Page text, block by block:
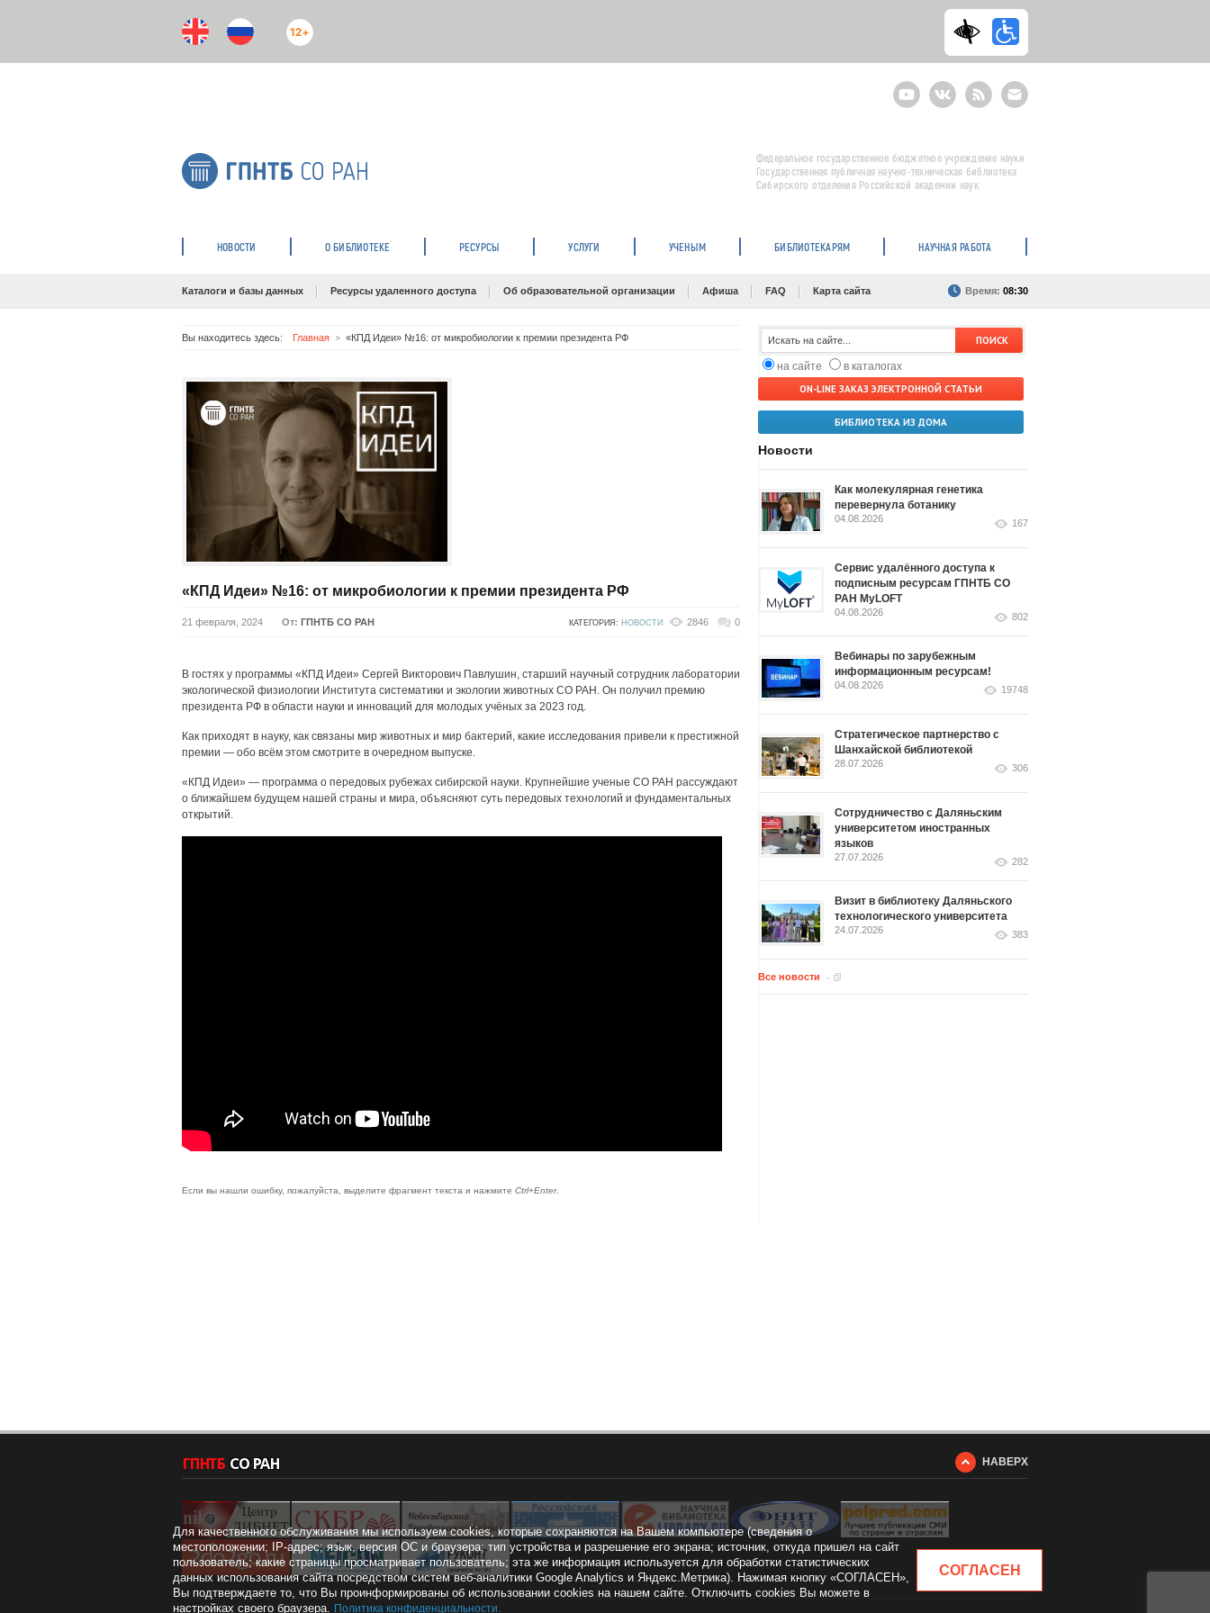
12+
YoutubeВКонтактеRSS
E-
mail
подписка
Федеральное государственное бюджетное учреждение науки
Государственная публичная научно-техническая библиотека
Сибирского отделения Российской академии наук
НОВОСТИ О БИБЛИОТЕКЕ РЕСУРСЫ УСЛУГИ УЧЕНЫМ БИБЛИОТЕКАРЯМ НАУЧНАЯ РАБОТА
Каталоги и базы данных Ресурсы удаленного доступа Об образовательной организации Афиша FAQ Карта сайта Время: 08:30
Вы находитесь здесь: Главная «КПД Идеи» №16: от микробиологии к премии президента РФ
«КПД Идеи» №16: от микробиологии к премии президента РФ
21 февраля, 2024 От: ГПНТБ СО РАН КАТЕГОРИЯ: НОВОСТИ 2846 0
В гостях у программы «КПД Идеи» Сергей Викторович Павлушин, старший научный сотрудник лаборатории
экологической физиологии Института систематики и экологии животных СО РАН. Он получил премию
президента РФ в области науки и инноваций для молодых учёных за 2023 год.
Как приходят в науку, как связаны мир животных и мир бактерий, какие исследования привели к престижной
премии — обо всём этом смотрите в очередном выпуске.
«КПД Идеи» — программа о передовых рубежах сибирской науки. Крупнейшие ученые СО РАН рассуждают
о ближайшем будущем нашей страны и мира, объясняют суть передовых технологий и фундаментальных
открытий.
Если вы нашли ошибку, пожалуйста, выделите фрагмент текста и нажмите Ctrl+Enter.
на сайте
в каталогах
ON-LINE ЗАКАЗ ЭЛЕКТРОННОЙ СТАТЬИ
БИБЛИОТЕКА ИЗ ДОМА
Новости
Как молекулярная генетика
перевернула ботанику
04.08.2026 167
Сервис удалённого доступа к
подписным ресурсам ГПНТБ СО
РАН MyLOFT
04.08.2026 802
Вебинары по зарубежным
информационным ресурсам!
04.08.2026 19748
Стратегическое партнерство с
Шанхайской библиотекой
28.07.2026 306
Сотрудничество с Даляньским
университетом иностранных
языков
27.07.2026 282
Визит в библиотеку Даляньского
технологического университета
24.07.2026 383
Все новости
НАВЕРХ
Для качественного обслуживания мы используем cookies, которые сохраняются на Вашем компьютере (сведения о
местоположении; IP-адрес; язык, версия ОС и браузера; тип устройства и разрешение его экрана; источник, откуда пришел на сайт
пользователь; какие страницы просматривает пользователь; эта же информация используется для обработки статистических
данных использования сайта посредством систем веб-аналитики Google Analytics и Яндекс.Метрика). Нажимая кнопку «СОГЛАСЕН»,
Вы подтверждаете то, что Вы проинформированы об использовании cookies на нашем сайте. Отключить cookies Вы можете в
настройках своего браузера. Политика конфиденциальности.
СОГЛАСЕН